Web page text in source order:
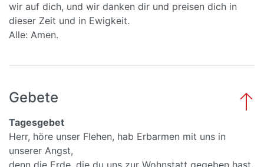
wir auf dich, und wir danken dir und preisen dich in
dieser Zeit und in Ewigkeit.
Alle: Amen.
Gebete
Tagesgebet
Herr, höre unser Flehen, hab Erbarmen mit uns in
unserer Angst,
denn die Erde, die du uns zur Wohnstatt gegeben hast,